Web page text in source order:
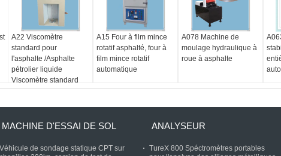
A22 Viscomètre
standard pour
l'asphalte /Asphalte
pétrolier liquide
Viscomètre standard
A15 Four à film mince
rotatif asphalté, four à
film mince rotatif
automatique
A078 Machine de
moulage hydraulique à
roue à asphalte
MACHINE D'ESSAI DE SOL
Véhicule de sondage statique CPT sur
ANALYSEUR
TureX 800 Spéctromètres portables